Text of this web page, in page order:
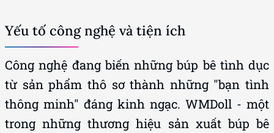
Yếu tố công nghệ và tiện ích
Công nghệ đang biến những búp bê tình dục
từ sản phẩm thô sơ thành những "bạn tình
thông minh" đáng kinh ngạc. WMDoll - một
trong những thương hiệu sản xuất búp bê